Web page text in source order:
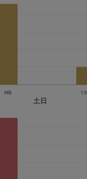
セル料金の設定について：
9時
土日